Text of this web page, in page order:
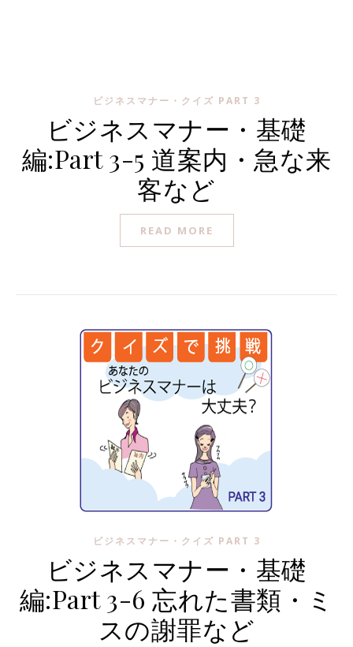
ビジネスマナー・クイズ PART 3
ビジネスマナー・基礎
編:Part 3-5 道案内・急な来
客など
READ MORE
ビジネスマナー・クイズ PART 3
ビジネスマナー・基礎
編:Part 3-6 忘れた書類・ミ
スの謝罪など